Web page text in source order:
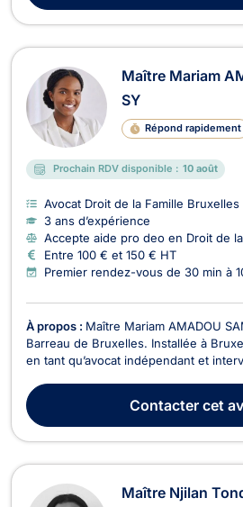
Maître Mariam
SY
Répond rapidement
Prochain RDV disponible : 10 août
Avocat Droit de la Famille Bruxelles
3 ans d’expérience
Accepte aide pro deo en Droit de
Entre 100 € et 150 € HT
Premier rendez-vous de 30 min à
À propos : Maître Mariam AMADOU
Barreau de Bruxelles. Installée à
en tant qu’avocat indépendant et
de roulage et permis de conduire, et
vérifié, elle propose un accom...
Contactercet
Maître Njilan